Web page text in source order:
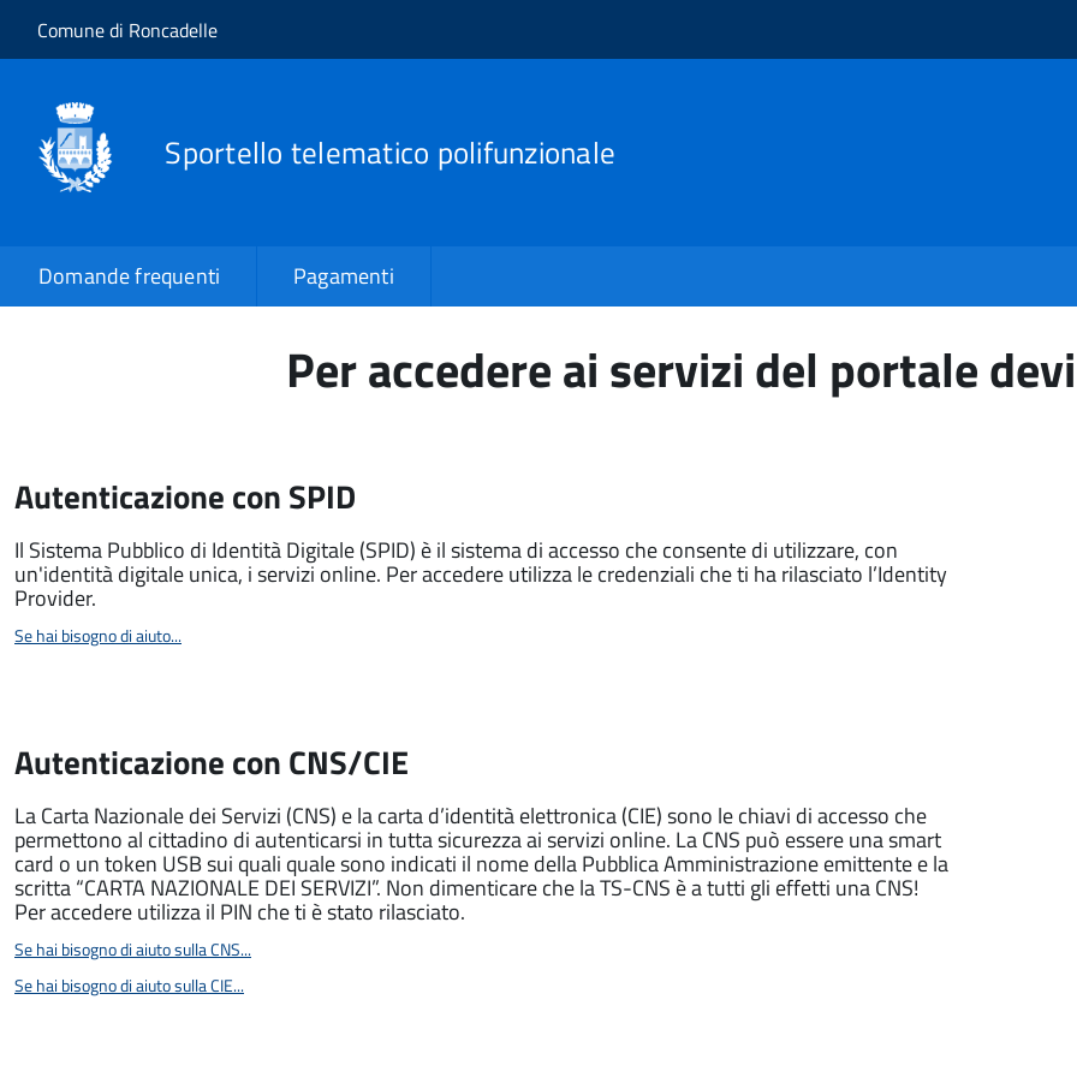
Salta al contenuto principale
Skip to site navigation
Comune di Roncadelle
Sportello telematico polifunzionale
Domande frequenti Pagamenti
Per accedere ai servizi del portale
Autenticazione con SPID
Il Sistema Pubblico di Identità Digitale (SPID) è il sistema di accesso che consente di utilizzare, con
un'identità digitale unica, i servizi online. Per accedere utilizza le credenziali che ti ha rilasciato l’Identity
Provider.
Se hai bisogno di aiuto...
Autenticazione con CNS/CIE
La Carta Nazionale dei Servizi (CNS) e la carta d’identità elettronica (CIE) sono le chiavi di accesso che
permettono al cittadino di autenticarsi in tutta sicurezza ai servizi online. La CNS può essere una smart
card o un token USB sui quali quale sono indicati il nome della Pubblica Amministrazione emittente e la
scritta “CARTA NAZIONALE DEI SERVIZI”. Non dimenticare che la TS-CNS è a tutti gli effetti una CNS!
Per accedere utilizza il PIN che ti è stato rilasciato.
Se hai bisogno di aiuto sulla CNS...
Se hai bisogno di aiuto sulla CIE...